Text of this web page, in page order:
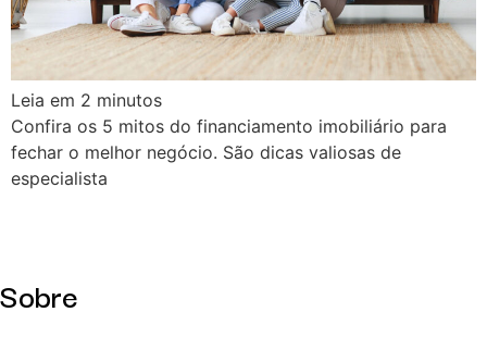
Leia em 2 minutos
Confira os 5 mitos do financiamento imobiliário para
fechar o melhor negócio. São dicas valiosas de
especialista
Sobre